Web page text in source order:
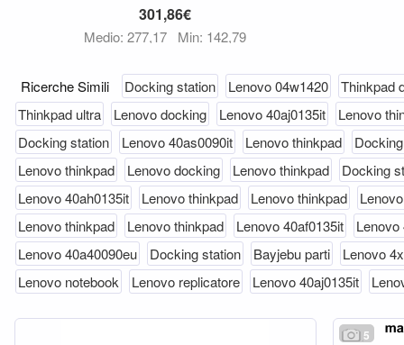
301,86€
Medio: 277,17 Min: 142,79
Ricerche Simili Docking station Lenovo 04w1420
Thinkpad
Thinkpad ultra
Lenovo docking Lenovo 40aj0135it
Lenovo
Docking station
Lenovo 40as0090it Lenovo thinkpad
Lenovo thinkpad
Lenovo docking Lenovo thinkpad
Docking
Lenovo 40ah0135it
Lenovo thinkpad Lenovo thinkpad
Lenovo thinkpad
Lenovo thinkpad Lenovo 40af0135it
Lenovo
Lenovo 40a40090eu
Docking station Bayjebu parti
Lenovo
Lenovo notebook
Lenovo replicatore Lenovo 40aj0135it
5